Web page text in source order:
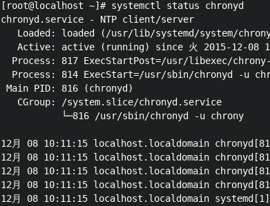
[root@localhost ~]# systemctl status chronyd
chronyd.service - NTP client/server
Loaded: loaded (/usr/lib/systemd/system/
Active: active (running) since 火 2015-12-08
Process: 817 ExecStartPost=/usr/libexec/
Process: 814 ExecStart=/usr/sbin/chronyd -u
Main PID: 816 (chronyd)
   CGroup: /system.slice/chronyd.service
           └─816 /usr/sbin/chronyd -u chrony
12月 08 10:11:15 localhost.localdomain
12月 08 10:11:15 localhost.localdomain
12月 08 10:11:15 localhost.localdomain
12月 08 10:11:15 localhost.localdomain
12月 08 10:11:15 localhost.localdomain